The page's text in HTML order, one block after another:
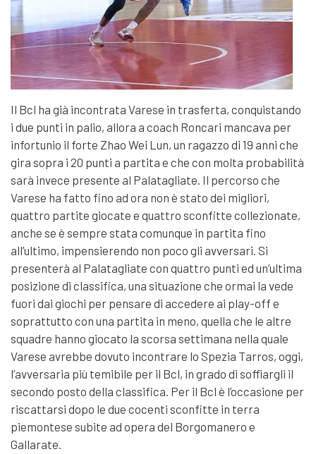
Il Bcl ha già incontrata Varese in trasferta, conquistando
i due punti in palio, allora a coach Roncari mancava per
infortunio il forte Zhao Wei Lun, un ragazzo di 19 anni che
gira sopra i 20 punti a partita e che con molta probabilità
sarà invece presente al Palatagliate. Il percorso che
Varese ha fatto fino ad ora non è stato dei migliori,
quattro partite giocate e quattro sconfitte collezionate,
anche se è sempre stata comunque in partita fino
all’ultimo, impensierendo non poco gli avversari. Si
presenterà al Palatagliate con quattro punti ed un’ultima
posizione di classifica, una situazione che ormai la vede
fuori dai giochi per pensare di accedere ai play-off e
soprattutto con una partita in meno, quella che le altre
squadre hanno giocato la scorsa settimana nella quale
Varese avrebbe dovuto incontrare lo Spezia Tarros, oggi,
l’avversaria più temibile per il Bcl, in grado di soffiargli il
secondo posto della classifica. Per il Bcl è l’occasione per
riscattarsi dopo le due cocenti sconfitte in terra
piemontese subite ad opera del Borgomanero e
Gallarate.